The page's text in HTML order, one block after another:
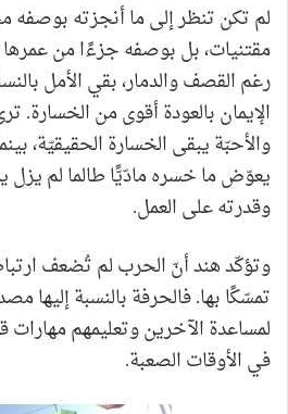
لم تكن تنظر إلى ما أنجزته بوصفه
مقتنيات، بل بوصفه جزءًا من
رغم القصف والدمار، بقي الأمل
الإيمان بالعودة أقوى من الخسارة.
والأحبّة يبقى الخسارة الحقيقيّة،
يعوّض ما خسره مادّيًّا طالما لم
وقدرته على العمل.
وتؤكّد هند أنّ الحرب لم تُضعف
تمسّكًا بها. فالحرفة بالنسبة إليها
لمساعدة الآخرين وتعليمهم مهارات
في الأوقات الصعبة.